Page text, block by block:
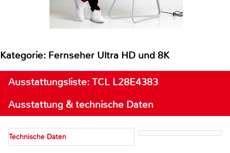
Kategorie: Fernseher Ultra HD und 8K
Ausstattungsliste: TCL L28E4383
Ausstattung & technische Daten
Technische Daten